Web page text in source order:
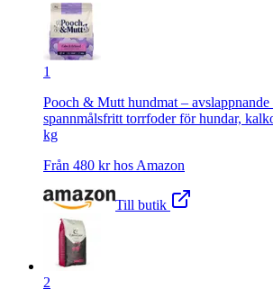
1
Pooch & Mutt hundmat – avslappnande
spannmålsfritt torrfoder för hundar,
kg
Från 480 kr hos Amazon
Till butik
2